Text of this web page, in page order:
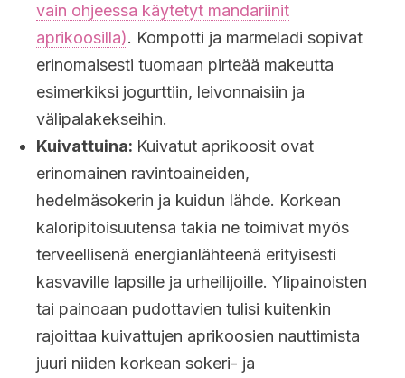
vain ohjeessa käytetyt mandariinit
aprikoosilla). Kompotti ja marmeladi sopivat
erinomaisesti tuomaan pirteää makeutta
esimerkiksi jogurttiin, leivonnaisiin ja
välipalakekseihin.
Kuivattuina: Kuivatut aprikoosit ovat
erinomainen ravintoaineiden,
hedelmäsokerin ja kuidun lähde. Korkean
kaloripitoisuutensa takia ne toimivat myös
terveellisenä energianlähteenä erityisesti
kasvaville lapsille ja urheilijoille. Ylipainoisten
tai painoaan pudottavien tulisi kuitenkin
rajoittaa kuivattujen aprikoosien nauttimista
juuri niiden korkean sokeri- ja